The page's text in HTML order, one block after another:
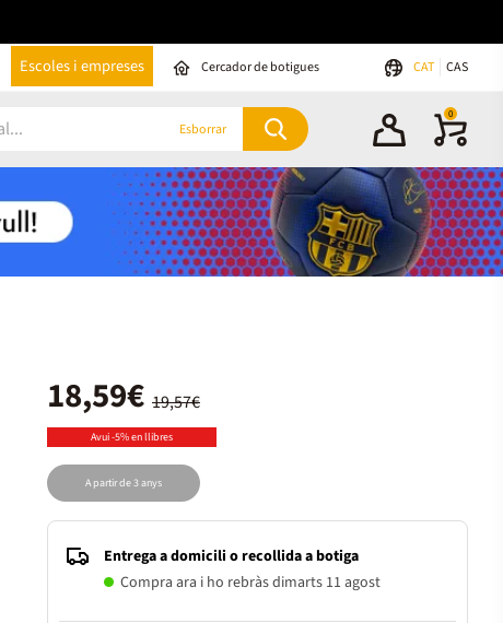
Escoles i empreses Cercador de botigues CAT CAS
Esborrar
0
19,57€
18,59€
Avui -5% en llibres
A partir de 3 anys
Entrega a domicili o recollida a botiga
Compra ara i ho rebràs dimarts 11 agost